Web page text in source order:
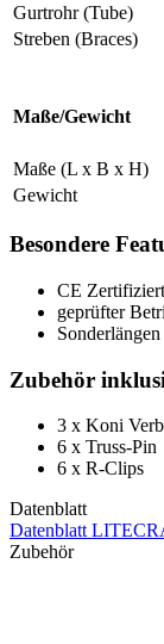
Gurtrohr (Tube)
Streben (Braces)
Maße/Gewicht
Maße (L x B x H)
Gewicht
Besondere
CE Zertifiziert
geprüfter
Zubehör
3 x Koni
6 x Truss-Pin
6 x R-Clips
Datenblatt
Datenblatt
Zubehör